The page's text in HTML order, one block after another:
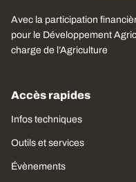
Avec la participation
pour le Développement
charge de l’Agriculture
Accès rapides
Infos techniques
Outils et services
Évènements